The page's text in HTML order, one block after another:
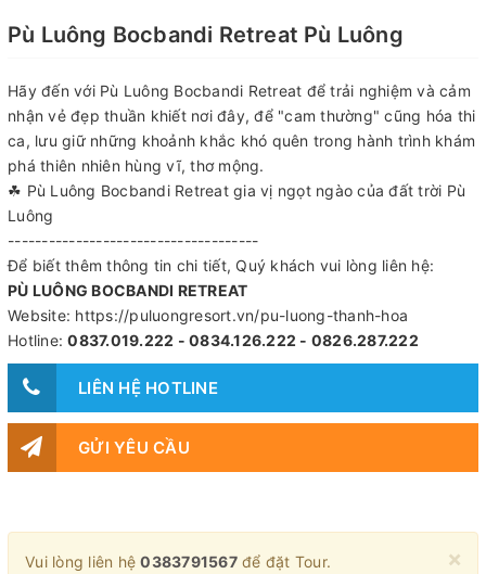
Pù Luông Bocbandi Retreat Pù Luông
Hãy đến với Pù Luông Bocbandi Retreat để trải nghiệm và cảm
nhận vẻ đẹp thuần khiết nơi đây, để "cam thường" cũng hóa thi
ca, lưu giữ những khoảnh khắc khó quên trong hành trình khám
phá thiên nhiên hùng vĩ, thơ mộng.
☘ Pù Luông Bocbandi Retreat gia vị ngọt ngào của đất trời Pù
Luông
-------------------------------------
Để biết thêm thông tin chi tiết, Quý khách vui lòng liên hệ:
PÙ LUÔNG BOCBANDI RETREAT
Website: https://puluongresort.vn/pu-luong-thanh-hoa
Hotline:0837.019.222 - 0834.126.222 - 0826.287.222
LIÊN HỆ HOTLINE
GỬI YÊU CẦU
×
Vui lòng liên hệ0383791567để đặt Tour.